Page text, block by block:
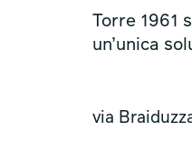
Torre 1961
un’unica
via